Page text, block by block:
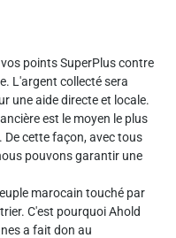
points SuperPlus contre
L'argent collecté sera
une aide directe et locale.
est le moyen le plus
De cette façon, avec tous
pouvons garantir une
marocain touché par
C'est pourquoi Ahold
a fait don au